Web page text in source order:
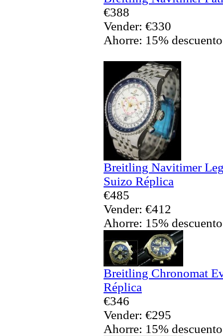
€388
Vender: €330
Ahorre: 15% descuento
Breitling Navitimer
Suizo Réplica
€485
Vender: €412
Ahorre: 15% descuento
Breitling Chronomat
Réplica
€346
Vender: €295
Ahorre: 15% descuento